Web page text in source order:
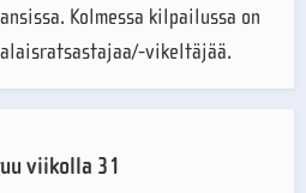
Kolmessa kilpailussa on
vikeltäjää.
viikolla 31